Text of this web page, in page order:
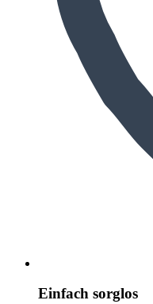
Einfach sorglos